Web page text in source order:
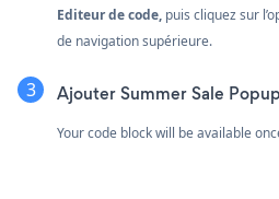
Editeur de code, puis cliquez sur
de navigation supérieure.
Ajouter Summer Sale
Your code block will be available